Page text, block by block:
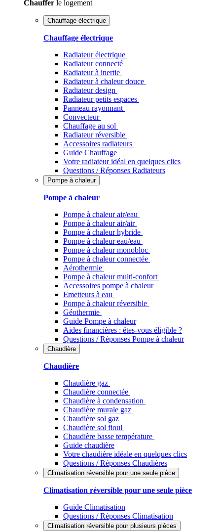
Chauffer le logement
Chauffage électrique
Chauffage électrique
Radiateur électrique
Radiateur connecté
Radiateur à inertie
Radiateur à chaleur douce
Radiateur design
Radiateur petits espaces
Panneau rayonnant
Convecteur
Chauffage au sol
Radiateur réversible
Accessoires radiateurs
Guide Chauffage
Votre radiateur idéal en quelques clics
Questions / Réponses Radiateurs
Pompe à chaleur
Pompe à chaleur
Pompe à chaleur air/eau
Pompe à chaleur air/air
Pompe à chaleur hybride
Pompe à chaleur​ eau/eau
Pompe à chaleur monobloc
Pompe à chaleur connectée
Aérothermie
Pompe à chaleur multi-confort
Accessoires pompe à chaleur
Emetteurs à eau
Pompe à chaleur réversible
Géothermie
Guide Pompe à chaleur
Aides financières : êtes-vous éligible ?
Questions / Réponses Pompe à chaleur
Chaudière
Chaudière
Chaudière gaz
Chaudière connectée
Chaudière à condensation
Chaudière murale gaz
Chaudière sol gaz
Chaudière sol fioul
Chaudière basse température
Guide chaudière
Votre chaudière idéale en quelques clics
Questions / Réponses Chaudières
Climatisation réversible pour une seule pièce
Climatisation réversible pour une seule pièce
Guide Climatisation
Questions / Réponses Climatisation
Climatisation réversible pour plusieurs pièces